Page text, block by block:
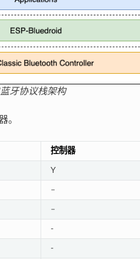
牙协议栈架构
。
控制器
Y
–
–
-
-